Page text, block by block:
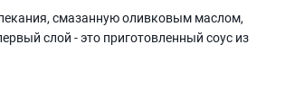
смазанную оливковым маслом,
слой - это приготовленный соус из